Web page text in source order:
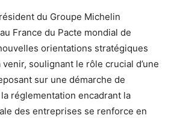
du Groupe Michelin
France du Pacte mondial de
orientations stratégiques
soulignant le rôle crucial d’une
sur une démarche de
réglementation encadrant la
des entreprises se renforce en